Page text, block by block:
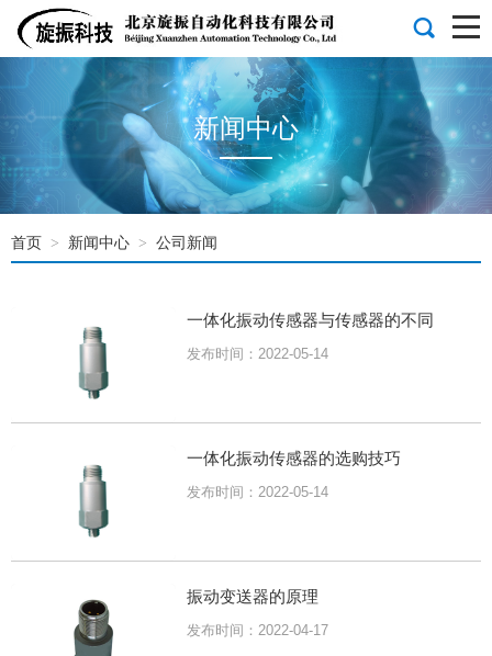
新闻中心
首页 > 新闻中心 > 公司新闻
一体化振动传感器与传感器的不同
发布时间：2022-05-14
一体化振动传感器的选购技巧
发布时间：2022-05-14
振动变送器的原理
发布时间：2022-04-17